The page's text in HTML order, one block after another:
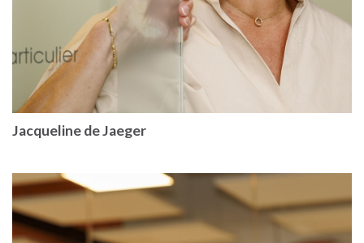
Jacqueline de Jaeger